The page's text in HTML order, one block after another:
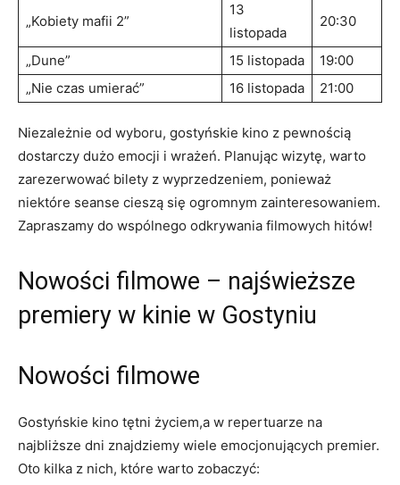
„Kobiety mafii 2”
13
listopada
20:30
„Dune” 15 listopada
19:00
„Nie czas umierać”
16 listopada 21:00
Niezależnie od wyboru, gostyńskie kino z pewnością
dostarczy dużo emocji i wrażeń. Planując wizytę, warto
zarezerwować bilety z wyprzedzeniem, ponieważ
niektóre seanse cieszą się ogromnym zainteresowaniem.
Zapraszamy do wspólnego odkrywania filmowych hitów!
Nowości filmowe – najświeższe
premiery w kinie w Gostyniu
Nowości filmowe
Gostyńskie kino tętni życiem,a w repertuarze na
najbliższe dni znajdziemy wiele emocjonujących premier.
Oto kilka z nich, które warto zobaczyć: